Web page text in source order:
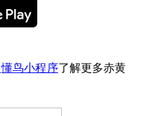
懂鸟小程序了解更多赤黄